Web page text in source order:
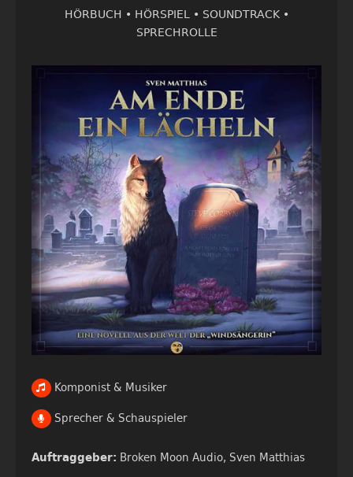
HÖRBUCH • HÖRSPIEL • SOUNDTRACK •
SPRECHROLLE
Komponist & Musiker
Sprecher & Schauspieler
Auftraggeber: Broken Moon Audio, Sven Matthias